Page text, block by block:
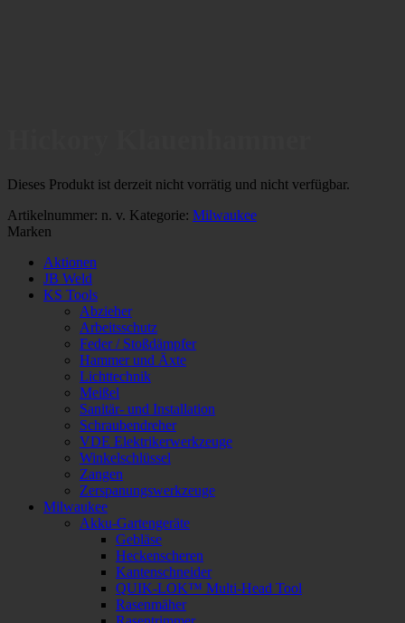
Dieses Produkt ist derzeit nicht vorrätig und nicht verfügbar.
Artikelnummer: n. v. Kategorie: Milwaukee
Marken
Aktionen
JB Weld
KS Tools
Abzieher
Arbeitsschutz
Feder / Stoßdämpfer
Hammer und Äxte
Lichttechnik
Meißel
Sanitär- und Installation
Schraubendreher
VDE Elektrikerwerkzeuge
Winkelschlüssel
Zangen
Zerspanungswerkzeuge
Milwaukee
Akku-Gartengeräte
Gebläse
Heckenscheren
Kantenschneider
QUIK-LOK™ Multi-Head Tool
Rasenmäher